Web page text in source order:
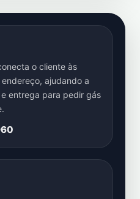
o cliente às
ajudando a
entrega para pedir gás